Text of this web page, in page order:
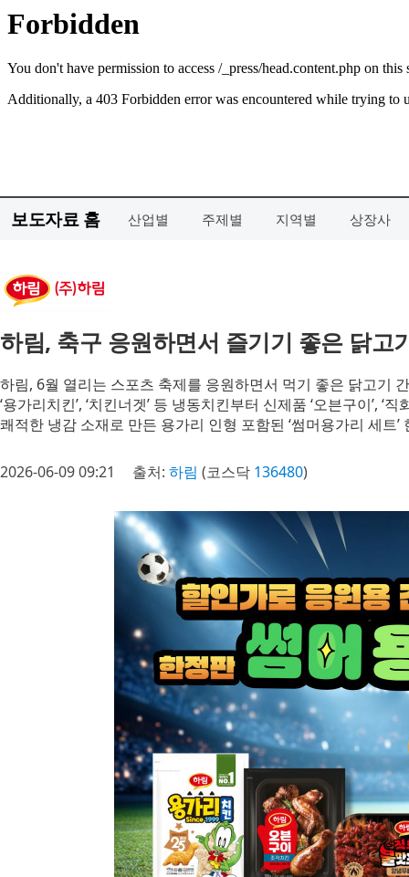
보도자료 홈 산업별 주제별 지역별 상장사
하림, 축구 응원하면서 즐기기 좋은 닭고
하림, 6월 열리는 스포츠 축제를 응원하면서 먹기 좋은 닭고기
‘용가리치킨’, ‘치킨너겟’ 등 냉동치킨부터 신제품 ‘오븐구이’, ‘
쾌적한 냉감 소재로 만든 용가리 인형 포함된 ‘썸머용가리 세트
2026-06-09 09:21 출처: 하림 (코스닥 136480)